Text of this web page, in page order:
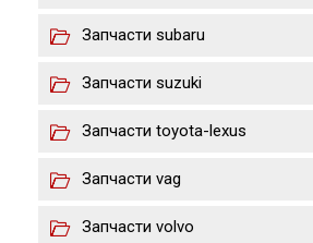
Запчасти subaru
Запчасти suzuki
Запчасти toyota-lexus
Запчасти vag
Запчасти volvo